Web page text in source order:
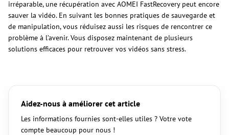
irréparable, une récupération avec AOMEI FastRecovery peut encore
sauver la vidéo. En suivant les bonnes pratiques de sauvegarde et
de manipulation, vous réduisez aussi les risques de rencontrer ce
problème à l’avenir. Vous disposez maintenant de plusieurs
solutions efficaces pour retrouver vos vidéos sans stress.
Aidez-nous à améliorer cet article
Les informations fournies sont-elles utiles ? Votre vote
compte beaucoup pour nous !